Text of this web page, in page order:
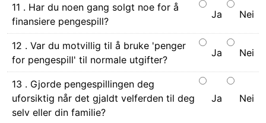
11 . Har du noen gang solgt noe for å
finansiere pengespill?
Ja Nei
12 . Var du motvillig til å bruke 'penger
for pengespill' til normale utgifter?
Ja Nei
13 . Gjorde pengespillingen deg
uforsiktig når det gjaldt velferden til deg
selv eller din familie?
Ja Nei